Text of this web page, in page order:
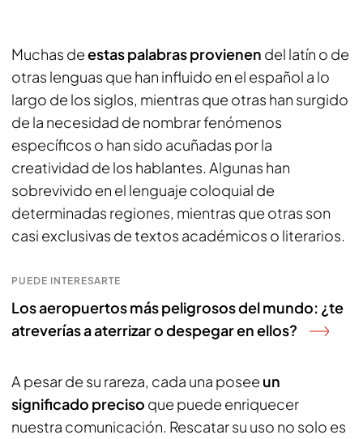
Muchas deestas palabras provienen del latín o de
otras lenguas que han influido en el español a lo
largo de los siglos, mientras que otras han surgido
de la necesidad de nombrar fenómenos
específicos o han sido acuñadas por la
creatividad de los hablantes. Algunas han
sobrevivido en el lenguaje coloquial de
determinadas regiones, mientras que otras son
casi exclusivas de textos académicos o literarios.
PUEDE INTERESARTE
Los aeropuertos más peligrosos del mundo: ¿te
atreverías a aterrizar o despegar en ellos?
A pesar de su rareza, cada una posee un
significado preciso que puede enriquecer
nuestra comunicación. Rescatar su uso no solo es